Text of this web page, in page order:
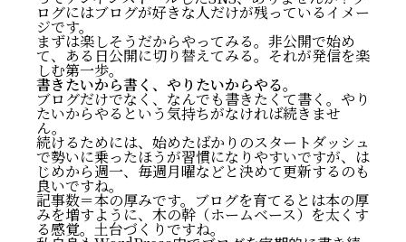
ログにはブログが好きな人だけが残っているイメー
ジです。
まずは楽しそうだからやってみる。非公開で始め
て、ある日公開に切り替えてみる。それが発信を楽
しむ第一歩。
書きたいから書く、やりたいからやる。
ブログだけでなく、なんでも書きたくて書く。やり
たいからやるという気持ちがなければ続きませ
ん。
続けるためには、始めたばかりのスタートダッシュ
で勢いに乗ったほうが習慣になりやすいですが、は
じめから週一、毎週月曜などと決めて更新するのも
良いですね。
記事数＝本の厚みです。ブログを育てるとは本の厚
みを増すように、木の幹（ホームベース）を太くす
る感覚。土台づくりですね。